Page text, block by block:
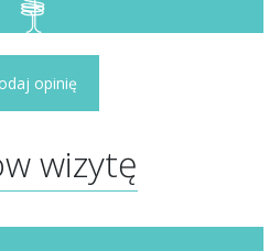
opinię
wizytę